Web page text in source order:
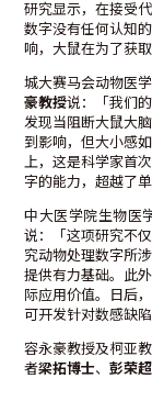
研究显示，在接受
数字没有任何认知
响，大鼠在为了获
城大赛马会动物医
豪教授说：「我们
发现当阻断大鼠大
到影响，但大小感
上，这是科学家首
字的能力，超越了
中大医学院生物医
说：「这项研究不
究动物处理数字所
提供有力基础。此
际应用价值。日后
可开发针对数感缺
容永豪教授及柯亚
者梁拓博士、彭荣